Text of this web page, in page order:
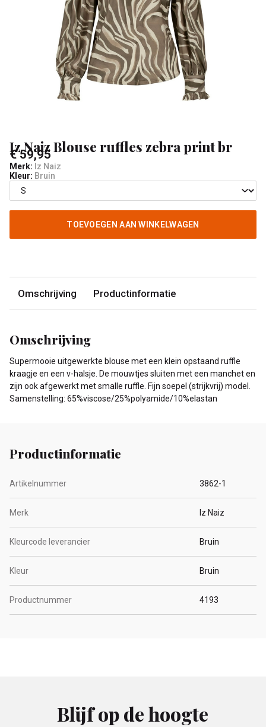
Iz Naiz Blouse ruffles zebra print br
€ 59,95
Merk: Iz Naiz
Kleur: Bruin
TOEVOEGEN AAN WINKELWAGEN
Omschrijving Productinformatie
Omschrijving
Supermooie uitgewerkte blouse met een klein opstaand ruffle
kraagje en een v-halsje. De mouwtjes sluiten met een manchet en
zijn ook afgewerkt met smalle ruffle. Fijn soepel (strijkvrij) model.
Samenstelling: 65%viscose/25%polyamide/10%elastan
Productinformatie
Artikelnummer 3862-1
Merk Iz Naiz
Kleurcode leverancier Bruin
Kleur Bruin
Productnummer 4193
Blijf op de hoogte